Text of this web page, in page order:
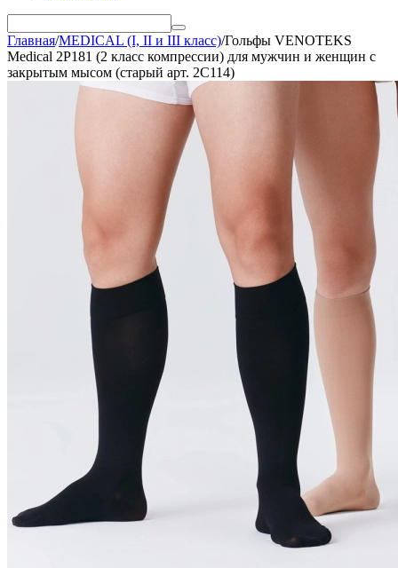
Главная/MEDICAL (I, II и III класс)/Гольфы VENOTEKS
Medical 2P181 (2 класс компрессии) для мужчин и женщин с
закрытым мысом (старый арт. 2C114)